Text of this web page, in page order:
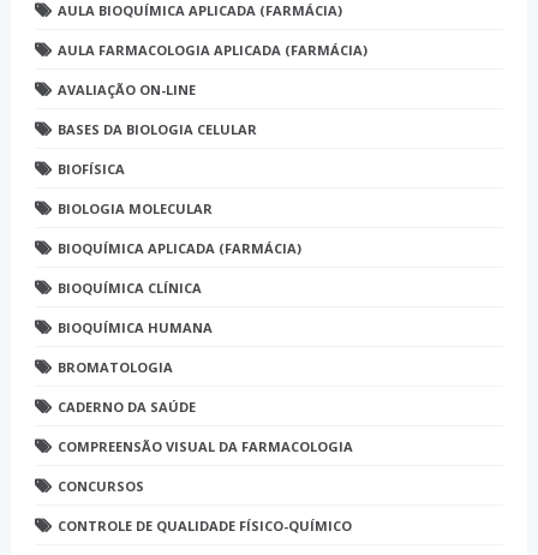
AULA BIOQUÍMICA APLICADA (FARMÁCIA)
AULA FARMACOLOGIA APLICADA (FARMÁCIA)
AVALIAÇÃO ON-LINE
BASES DA BIOLOGIA CELULAR
BIOFÍSICA
BIOLOGIA MOLECULAR
BIOQUÍMICA APLICADA (FARMÁCIA)
BIOQUÍMICA CLÍNICA
BIOQUÍMICA HUMANA
BROMATOLOGIA
CADERNO DA SAÚDE
COMPREENSÃO VISUAL DA FARMACOLOGIA
CONCURSOS
CONTROLE DE QUALIDADE FÍSICO-QUÍMICO